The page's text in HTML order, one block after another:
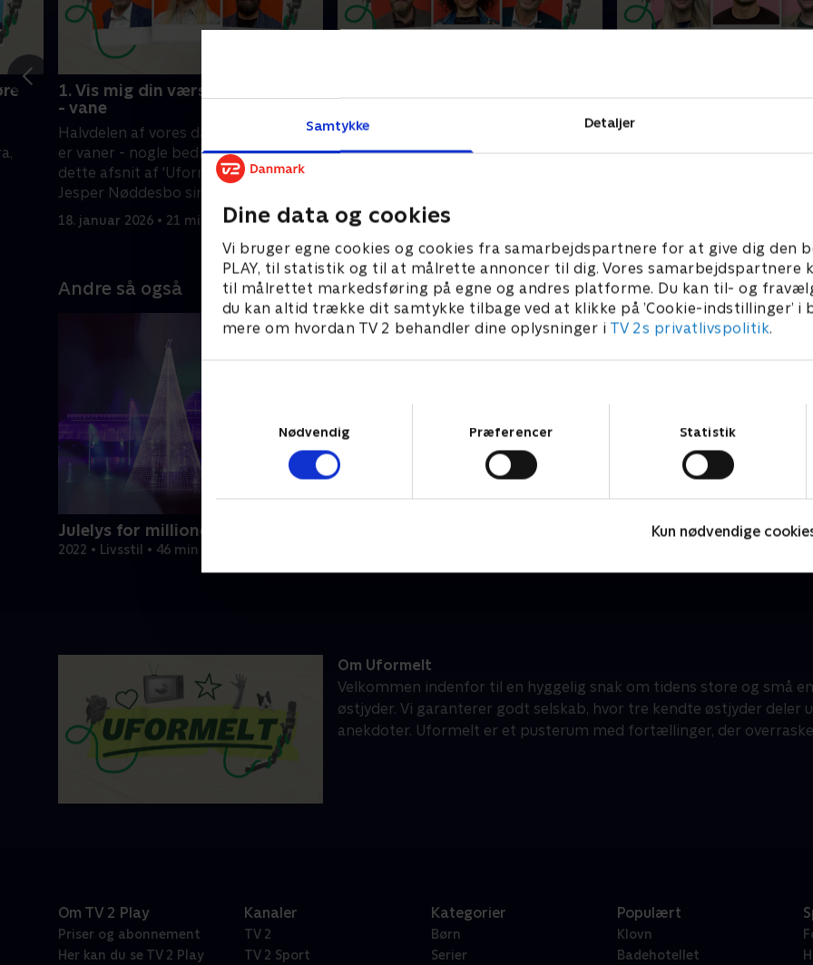
Samtykke Detaljer
Dine data og cookies
Vi bruger egne cookies og cookies fra samarbejdspartnere for at give dig den
PLAY, til statistik og til at målrette annoncer til dig. Vores samarbejdspartnere
til målrettet markedsføring på egne og andres platforme. Du kan til- og
du kan altid trække dit samtykke tilbage ved at klikke på ’Cookie-indstillinger’ i
mere om hvordan TV 2 behandler dine oplysninger i TV 2s privatlivspolitik.
Nødvendig
Præferencer Statistik
Kun nødvendige
1. Vis mig din værste - og bedste
- vane
Halvdelen af vores daglige handlinger
er vaner - nogle bedre end andre. I
dette afsnit af 'Uformelt' afslører
Jesper Nøddesbo sin bedste vane.
18. januar 2026 • 21 min
Da kriminalpsykolog Florence McLean
var helt ung, skabte hun sit eget
rygmærke med rocker-navnet McBull.
Da TV-vært Christian Degn
Andre så også
Julelys for millioner
2022 • Livsstil • 46 min
Om Uformelt
Velkommen indenfor til en hyggelig snak om tidens store og små
østjyder. Vi garanterer godt selskab, hvor tre kendte østjyder deler
anekdoter. Uformelt er et pusterum med fortællinger, der
Om TV 2 Play
Priser og abonnement
Her kan du se TV 2 Play
Kanaler
TV 2
TV 2 Sport
Kategorier
Børn
Serier
Populært
Klovn
Badehotellet